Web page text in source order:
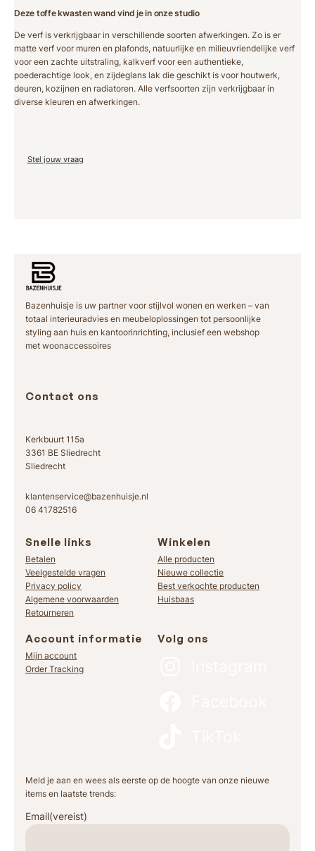
Deze toffe kwasten wand vind je in onze studio
De verf is verkrijgbaar in verschillende soorten afwerkingen. Zo is er
matte verf voor muren en plafonds, natuurlijke en milieuvriendelijke verf
voor een zachte uitstraling, kalkverf voor een authentieke,
poederachtige look, en zijdeglans lak die geschikt is voor houtwerk,
deuren, kozijnen en radiatoren. Alle verfsoorten zijn verkrijgbaar in
diverse kleuren en afwerkingen.
Stel jouw vraag
Bazenhuisje is uw partner voor stijlvol wonen en werken – van
totaal interieuradvies en meubeloplossingen tot persoonlijke
styling aan huis en kantoorinrichting, inclusief een webshop
met woonaccessoires
Contact ons
Kerkbuurt 115a
3361 BE Sliedrecht
Sliedrecht
klantenservice@bazenhuisje.nl
06 41782516
Snelle links
Betalen
Veelgestelde vragen
Privacy policy
Algemene voorwaarden
Retourneren
Winkelen
Alle producten
Nieuwe collectie
Best verkochte producten
Huisbaas
Account informatie
Mijn account
Order Tracking
Volg ons
Meld je aan en wees als eerste op de hoogte van onze nieuwe
items en laatste trends:
Email(vereist)